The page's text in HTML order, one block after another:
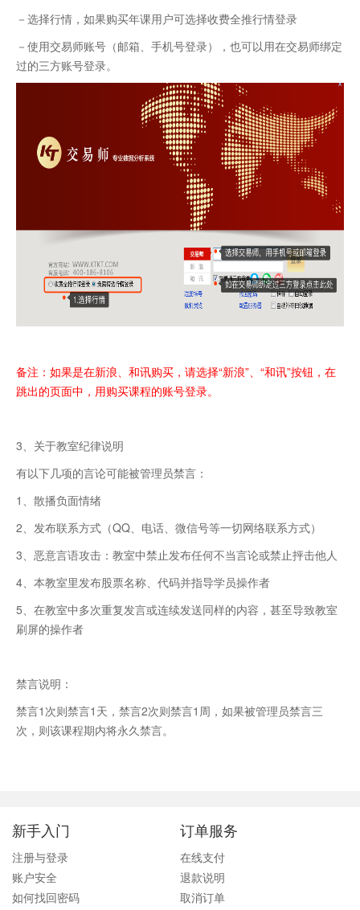
－选择行情，如果购买年课用户可选择收费全推行情登录
－使用交易师账号（邮箱、手机号登录），也可以用在交易师绑定
过的三方账号登录。
备注：如果是在新浪、和讯购买，请选择“新浪”、“和讯”按钮，在
跳出的页面中，用购买课程的账号登录。
3、关于教室纪律说明
有以下几项的言论可能被管理员禁言：
1、散播负面情绪
2、发布联系方式（QQ、电话、微信号等一切网络联系方式）
3、恶意言语攻击：教室中禁止发布任何不当言论或禁止抨击他人
4、本教室里发布股票名称、代码并指导学员操作者
5、在教室中多次重复发言或连续发送同样的内容，甚至导致教室
刷屏的操作者
禁言说明：
禁言1次则禁言1天，禁言2次则禁言1周，如果被管理员禁言三
次，则该课程期内将永久禁言。
新手入门
注册与登录
账户安全
如何找回密码
订单服务
在线支付
退款说明
取消订单